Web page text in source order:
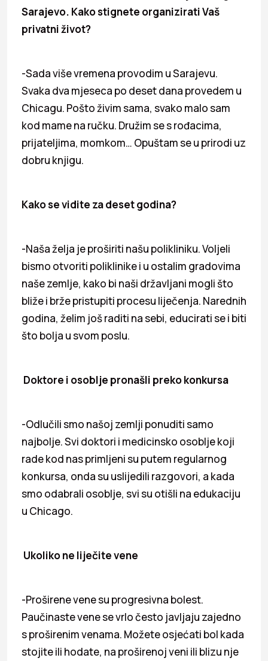
Sarajevo. Kako stignete organizirati Vaš
privatni život?
-Sada više vremena provodim u Sarajevu.
Svaka dva mjeseca po deset dana provedem u
Chicagu. Pošto živim sama, svako malo sam
kod mame na ručku. Družim se s rođacima,
prijateljima, momkom… Opuštam se u prirodi uz
dobru knjigu.
Kako se vidite za deset godina?
-Naša želja je proširiti našu polikliniku. Voljeli
bismo otvoriti poliklinike i u ostalim gradovima
naše zemlje, kako bi naši državljani mogli što
bliže i brže pristupiti procesu liječenja. Narednih
godina, želim još raditi na sebi, educirati se i biti
što bolja u svom poslu.
Doktore i osoblje pronašli preko konkursa
-Odlučili smo našoj zemlji ponuditi samo
najbolje. Svi doktori i medicinsko osoblje koji
rade kod nas primljeni su putem regularnog
konkursa, onda su uslijedili razgovori, a kada
smo odabrali osoblje, svi su otišli na edukaciju
u Chicago.
Ukoliko ne liječite vene
-Proširene vene su progresivna bolest.
Paučinaste vene se vrlo često javljaju zajedno
s proširenim venama. Možete osjećati bol kada
stojite ili hodate, na proširenoj veni ili blizu nje